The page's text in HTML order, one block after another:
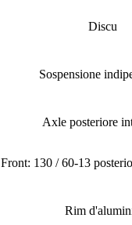
Discu
Sospensione
Axle posteriore
Front: 130 / 60-13
Rim